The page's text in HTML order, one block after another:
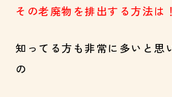
その老廃物を排出する方法は！
知ってる方も非常に多いと思
の